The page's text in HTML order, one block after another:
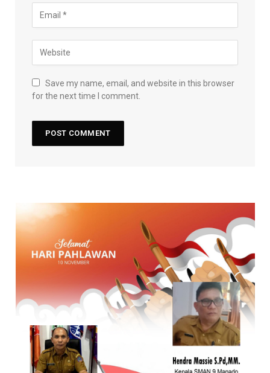
Save my name, email, and website in this browser
for the next time I comment.